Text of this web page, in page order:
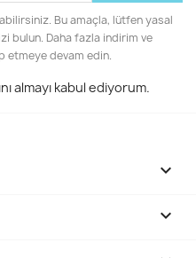
Bu amaçla, lütfen yasal
bulun. Daha fazla indirim ve
etmeye devam edin.
almayı kabul ediyorum.

